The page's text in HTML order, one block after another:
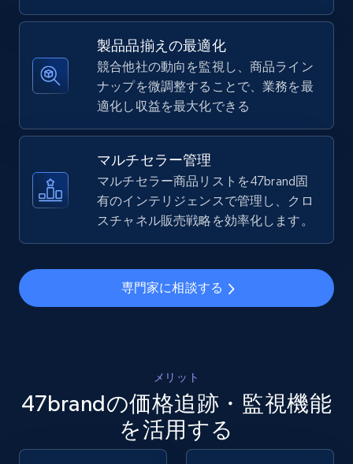
5.4K+ 667+ 今すぐ始める
TikTok Shop - Collect TikTok shop products
by keywords search
URL, Title, Available, Description, Currency, Initial
price, Final price, Discount percent, and more.
5.4K+ 667+ 今すぐ始める
Amazon sellers info
製品品揃えの最適化
競合他社の動向を監視し、商品ライン
ナップを微調整することで、業務を最
適化し収益を最大化できる
マルチセラー管理
マルチセラー商品リストを47brand固
有のインテリジェンスで管理し、クロ
スチャネル販売戦略を効率化します。
専門家に相談する
メリット
47brandの価格追跡・監視機能
を活用する